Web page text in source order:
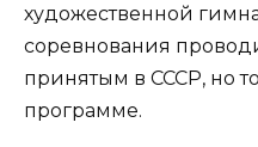
художественной
соревнования
принятым в СССР, но
программе.